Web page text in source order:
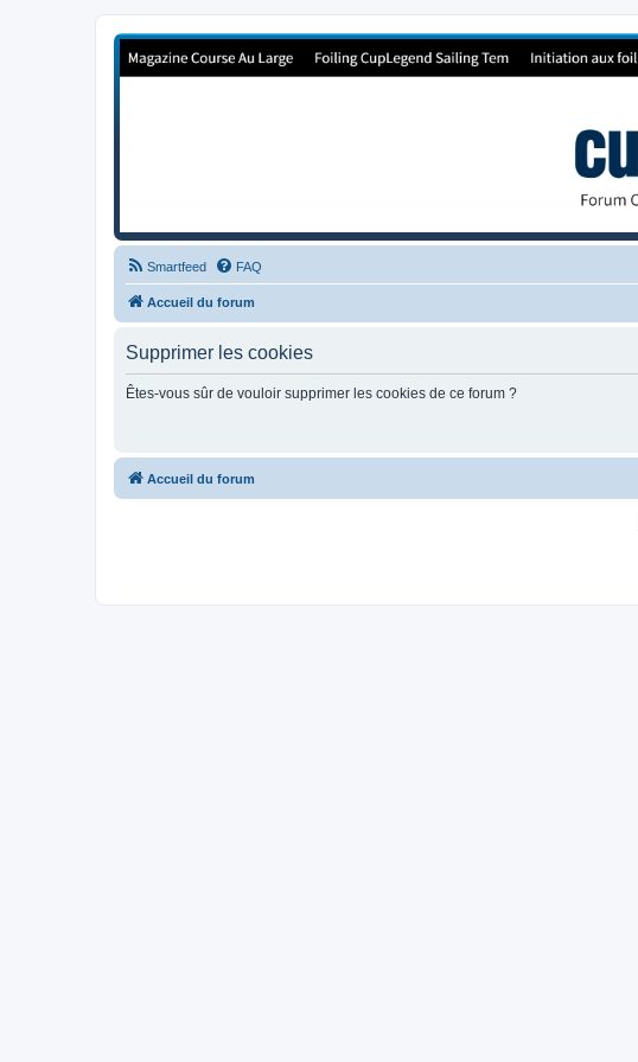
Forum de Cup In Europe
Smartfeed FAQ
Accueil du forum
Supprimer les cookies
Êtes-vous sûr de vouloir supprimer les cookies de ce forum ?
Accueil du forum